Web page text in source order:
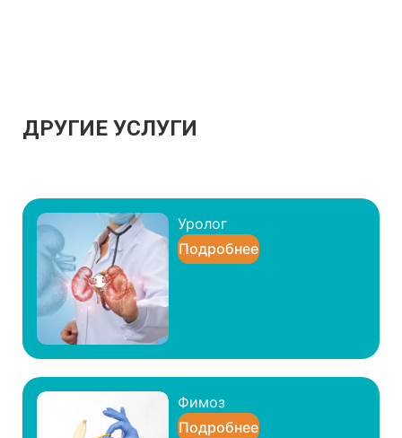
ДРУГИЕ УСЛУГИ
Уролог
Подробнее
Фимоз
Подробнее